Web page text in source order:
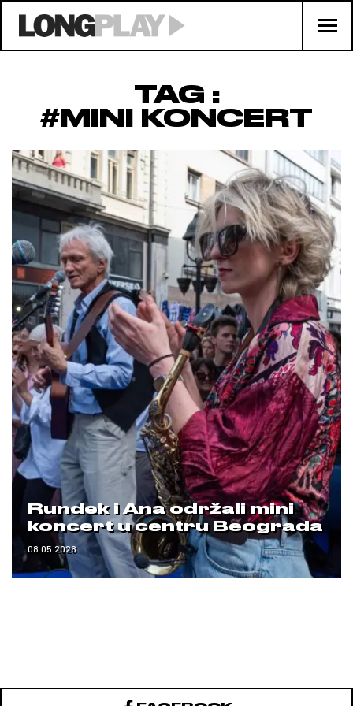
TAG :
#MINI KONCERT
Rundek i Ana održali mini
koncert u centru Beograda
08.05.2026